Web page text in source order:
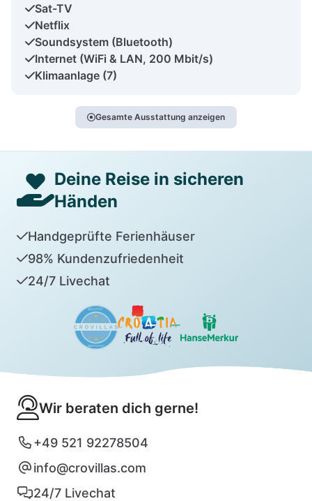
Sat-TV
Netflix
Soundsystem (Bluetooth)
Internet (WiFi & LAN, 200 Mbit/s)
Klimaanlage (7)
Gesamte Ausstattung anzeigen
Deine Reise in sicheren
Händen
Handgeprüfte Ferienhäuser
98% Kundenzufriedenheit
24/7 Livechat
Wir beraten dich gerne!
+49 521 92278504
info@crovillas.com
24/7 Livechat